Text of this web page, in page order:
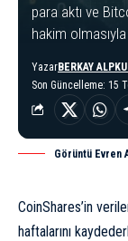
para aktı ve
hakim
Son Güncelleme: 15
YazarBERKAY
Görüntü Evren
CoinShares’in
haftalarını